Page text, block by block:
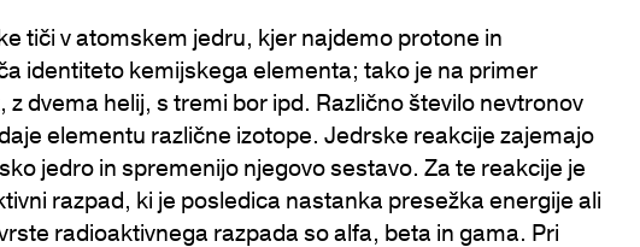
tiči v atomskem jedru, kjer najdemo protone in
identiteto kemijskega elementa; tako je na primer
dvema helij, s tremi bor ipd. Različno število nevtronov
elementu različne izotope. Jedrske reakcije zajemajo
jedro in spremenijo njegovo sestavo. Za te reakcije je
razpad, ki je posledica nastanka presežka energije ali
radioaktivnega razpada so alfa, beta in gama. Pri